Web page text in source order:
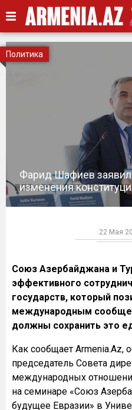
Фарид Шафиев
изменения
Политика
22 Мая
Союз Азербайджана и
эффективного
государств, который
международным
должны сохранить это
Как сообщает Armenia.Az,
председатель Совета
международных
на семинаре «Союз
будущее Евразии» в